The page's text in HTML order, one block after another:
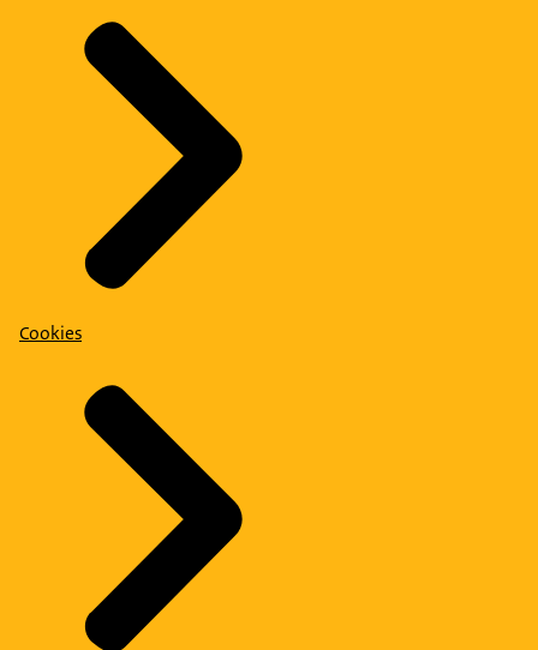
Cookies